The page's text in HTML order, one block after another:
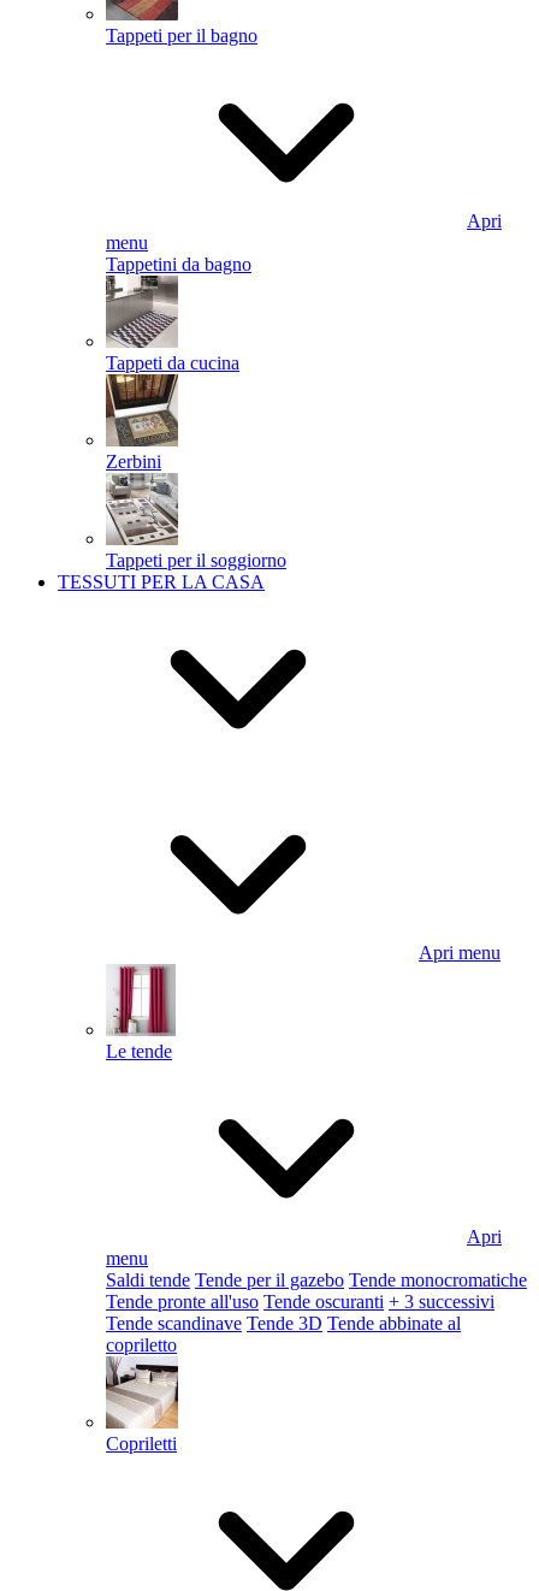
Tappeti per il bagno
Apri
menu
Tappetini da bagno
Tappeti da cucina
Zerbini
Tappeti per il soggiorno
TESSUTI PER LA CASA
Apri menu
Le tende
Apri
menu
Saldi tende Tende per il gazebo Tende monocromatiche
Tende pronte all'uso Tende oscuranti + 3 successivi
Tende scandinave Tende 3D Tende abbinate al
copriletto
Copriletti